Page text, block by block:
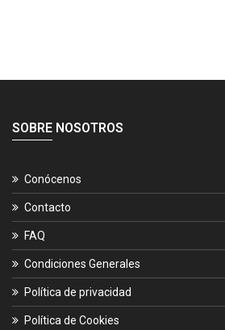
SOBRE NOSOTROS
Conócenos
Contacto
FAQ
Condiciones Generales
Política de privacidad
Política de Cookies